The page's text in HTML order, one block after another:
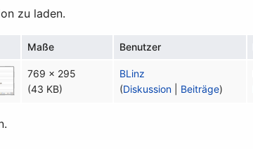
zu laden.
Maße Benutzer
769 × 295
(43 KB)
BLinz
(Diskussion Beiträge)